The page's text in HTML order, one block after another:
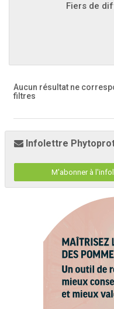
Fiers de
Aucun résultat ne
filtres
Infolettre
M'abonner à